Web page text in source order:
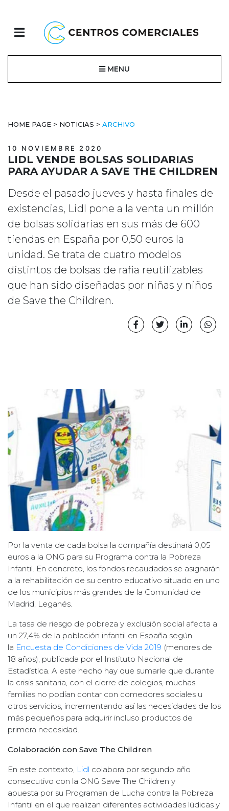
MENU
HOME PAGE > NOTICIAS > ARCHIVO
10 NOVIEMBRE 2020
LIDL VENDE BOLSAS SOLIDARIAS
PARA AYUDAR A SAVE THE CHILDREN
Desde el pasado jueves y hasta finales de
existencias, Lidl pone a la venta un millón
de bolsas solidarias en sus más de 600
tiendas en España por 0,50 euros la
unidad. Se trata de cuatro modelos
distintos de bolsas de rafia reutilizables
que han sido diseñadas por niñas y niños
de Save the Children.
Por la venta de cada bolsa la compañía destinará 0,05
euros a la ONG para su Programa contra la Pobreza
Infantil. En concreto, los fondos recaudados se asignarán
a la rehabilitación de su centro educativo situado en uno
de los municipios más grandes de la Comunidad de
Madrid, Leganés.
La tasa de riesgo de pobreza y exclusión social afecta a
un 27,4% de la población infantil en España según
la Encuesta de Condiciones de Vida 2019 (menores de
18 años), publicada por el Instituto Nacional de
Estadística. A este hecho hay que sumarle que durante
la crisis sanitaria, con el cierre de colegios, muchas
familias no podían contar con comedores sociales u
otros servicios, incrementando así las necesidades de los
más pequeños para adquirir incluso productos de
primera necesidad.
Colaboración con Save The Children
En este contexto, Lidl colabora por segundo año
consecutivo con la ONG Save The Children y
apuesta por su Programan de Lucha contra la Pobreza
Infantil en el que realizan diferentes actividades lúdicas y